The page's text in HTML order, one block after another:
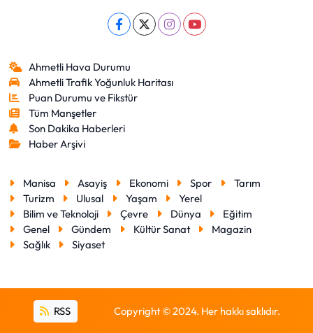
Ahmetli Hava Durumu
Ahmetli Trafik Yoğunluk Haritası
Puan Durumu ve Fikstür
Tüm Manşetler
Son Dakika Haberleri
Haber Arşivi
Manisa Asayiş Ekonomi Spor
Tarım
Turizm
Ulusal Yaşam
Yerel
Bilim ve Teknoloji
Çevre Dünya
Eğitim
Genel
Gündem Kültür Sanat
Magazin
Sağlık
Siyaset
RSS Copyright © 2024. Her hakkı saklıdır.